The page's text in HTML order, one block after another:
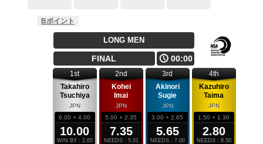
Bポイント